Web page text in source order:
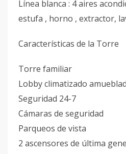
Línea blanca : 4 aires
estufa , horno , extractor,
Características de la Torre
Torre familiar
Lobby climatizado
Seguridad 24-7
Cámaras de seguridad
Parqueos de vista
2 ascensores de última